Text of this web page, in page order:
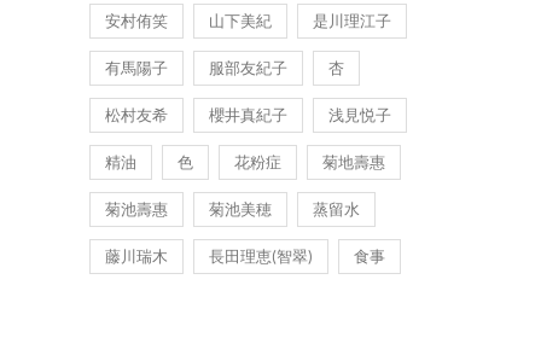
安村侑笑 山下美紀 是川理江子
有馬陽子 服部友紀子 杏
松村友希 櫻井真紀子 浅見悦子
精油 色 花粉症 菊地壽惠
菊池壽惠 菊池美穂 蒸留水
藤川瑞木 長田理恵(智翠) 食事